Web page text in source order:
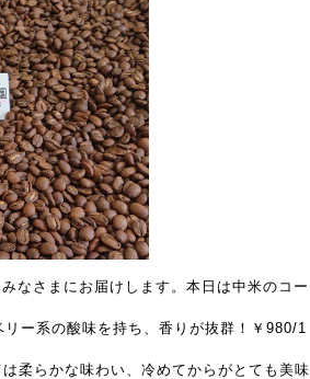
なさまにお届けします。本日は中米のコー
ー系の酸味を持ち、香りが抜群！￥980/1
柔らかな味わい、冷めてからがとても美味